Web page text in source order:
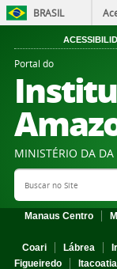
BRASIL
Portal do
MINISTÉRIO DA DA
Search Site
Manaus Centro
Coari
Lábrea
Figueiredo